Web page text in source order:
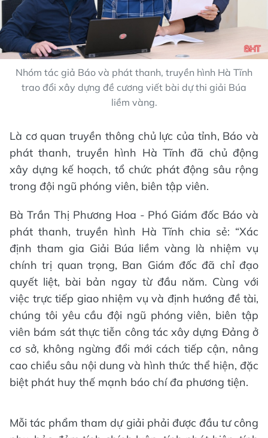
Nhóm tác giả Báo và phát thanh, truyền hình Hà Tĩnh
trao đổi xây dựng đề cương viết bài dự thi giải Búa
liềm vàng.
Là cơ quan truyền thông chủ lực của tỉnh, Báo và
phát thanh, truyền hình Hà Tĩnh đã chủ động
xây dựng kế hoạch, tổ chức phát động sâu rộng
trong đội ngũ phóng viên, biên tập viên.
Bà Trần Thị Phương Hoa - Phó Giám đốc Báo và
phát thanh, truyền hình Hà Tĩnh chia sẻ: “Xác
định tham gia Giải Búa liềm vàng là nhiệm vụ
chính trị quan trọng, Ban Giám đốc đã chỉ đạo
quyết liệt, bài bản ngay từ đầu năm. Cùng với
việc trực tiếp giao nhiệm vụ và định hướng đề tài,
chúng tôi yêu cầu đội ngũ phóng viên, biên tập
viên bám sát thực tiễn công tác xây dựng Đảng ở
cơ sở, không ngừng đổi mới cách tiếp cận, nâng
cao chiều sâu nội dung và hình thức thể hiện, đặc
biệt phát huy thế mạnh báo chí đa phương tiện.
Mỗi tác phẩm tham dự giải phải được đầu tư công